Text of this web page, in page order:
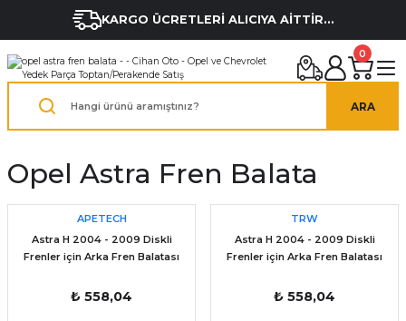
KARGO ÜCRETLERİ ALICIYA AİTTİR...
ARA
0
Opel Astra Fren Balata
APETECH
Astra H 2004 - 2009 Diskli
Frenler için Arka Fren Balatası
₺ 558,04
TRW
Astra H 2004 - 2009 Diskli
Frenler için Arka Fren Balatası
₺ 558,04